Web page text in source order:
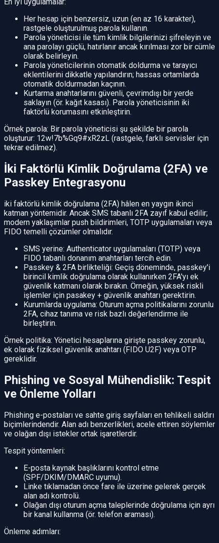
Her hesap için benzersiz, uzun (en az 16 karakter),
rastgele oluşturulmuş parola kullanın.
Parola yöneticisi ile tüm kimlik bilgilerinizi şifreleyin ve
ana parolayı güçlü, hatırlanır ancak kırılması zor bir cümle
olarak belirleyin.
Parola yöneticilerinin otomatik doldurma ve tarayıcı
eklentilerini dikkatle yapılandırın; hassas ortamlarda
otomatik doldurmadan kaçının.
Kurtarma anahtarlarını güvenli, çevrimdışı bir yerde
saklayın (ör. kağıt kasası). Parola yöneticisinin iki
faktörlü korumasını etkinleştirin.
Örnek parola: Bir parola yöneticisi şu şekilde bir parola
oluşturur: 12w!7b%Gq9#xR2zL (rastgele, farklı servisler için
tekrar edilmez).
İki Faktörlü Kimlik Doğrulama (2FA) ve
Passkey Entegrasyonu
iki faktörlü kimlik doğrulama (2FA) hâlen en yaygın ikinci
katman yöntemidir. Ancak SMS tabanlı 2FA zayıf kabul edilir;
modern yaklaşımlar push bildirimleri, TOTP uygulamaları veya
FIDO temelli çözümler olmalıdır.
SMS yerine: Authenticator uygulamaları (TOTP) veya
FIDO tabanlı donanım anahtarları tercih edin.
Passkey & 2FA birlikteliği: Geçiş döneminde, passkey'i
birincil kimlik doğrulama olarak kullanırken 2FA'yı ek
güvenlik katmanı olarak bırakın. Örneğin, yüksek riskli
işlemler için pasakey + güvenlik anahtarı gerektirin.
Kurumlarda uygulama: Oturum açma politikalarını zorunlu
2FA, cihaz tanıma ve risk bazlı değerlendirme ile
birleştirin.
Örnek politika: Yönetici hesaplarına girişte passkey zorunlu,
ek olarak fiziksel güvenlik anahtarı (FIDO U2F) veya OTP
gereklidir.
Phishing ve Sosyal Mühendislik: Tespit
ve Önleme Yolları
Phishing e-postaları ve sahte giriş sayfaları en tehlikeli saldırı
biçimlerindendir. Alan adı benzerlikleri, acele ettiren söylemler
ve olağan dışı istekler ortak işaretlerdir.
Tespit yöntemleri:
E-posta kaynak başlıklarını kontrol etme
(SPF/DKIM/DMARC uyumu).
Linke tıklamadan önce fare ile üzerine gelerek gerçek
alan adı kontrolü.
Olağan dışı oturum açma taleplerinde doğrulama için ayrı
bir kanal kullanma (ör. telefon araması).
Önleme adımları: